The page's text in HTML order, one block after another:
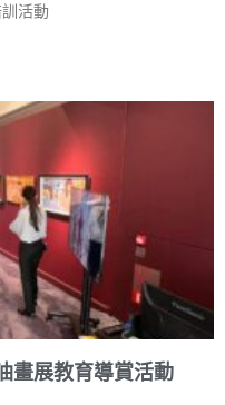
活動
畫展教育導賞活動